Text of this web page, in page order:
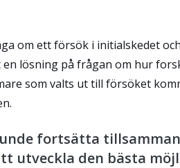
om ett försök i initialskedet
en lösning på frågan om hur
som valts ut till försöket
fortsätta
utveckla den bästa